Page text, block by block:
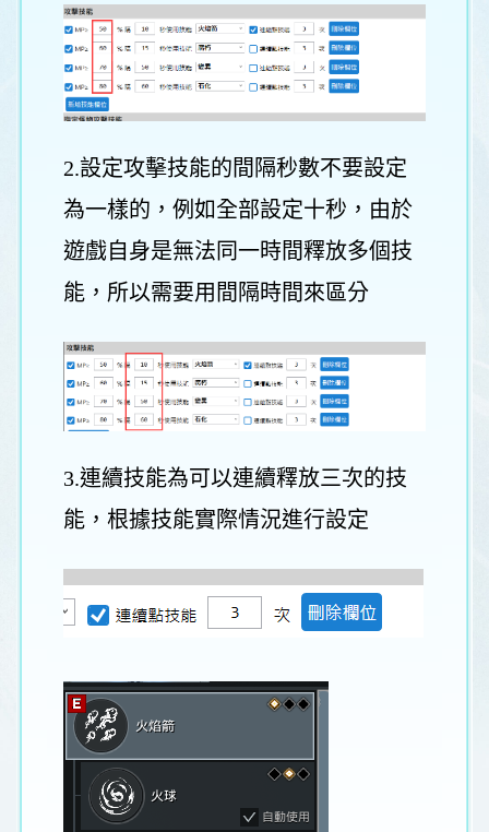
2.設定攻擊技能的間隔秒數不要設定
為一樣的，例如全部設定十秒，由於
遊戲自身是無法同一時間釋放多個技
能，所以需要用間隔時間來區分
3.連續技能為可以連續釋放三次的技
能，根據技能實際情況進行設定